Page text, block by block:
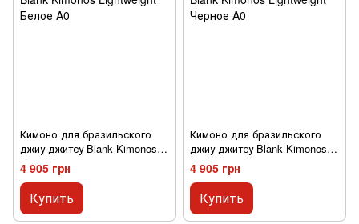
Кимоно для бразильского
джиу-джитсу Blank Kimonos
Lightweight Белое A0
4 905 грн
Купить
Кимоно для бразильского
джиу-джитсу Blank Kimonos
Lightweight Черное A0
4 905 грн
Купить